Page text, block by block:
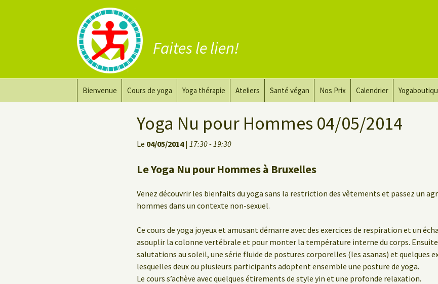
Faites le lien!
Bienvenue Cours de yoga
Prana Yoga Flow Basic
Yin Yoga Étirement Profond
Le Yoga au travail
Yoga thérapie
Le yoga pour guérir
Ateliers Santé végan
Substituer les produits
Substituer les œufs
Coaching vegan
Nos Prix Calendrier
Yoga Nu pour Hommes 04/05/2014
Le 04/05/2014| 17:30 - 19:30
Le Yoga Nu pour Hommes à Bruxelles
Venez découvrir les bienfaits du yoga sans la restriction des vêtements et passez un
hommes dans un contexte non-sexuel.
Ce cours de yoga joyeux et amusant démarre avec des exercices de respiration et un
asouplir la colonne vertébrale et pour monter la température interne du corps.
salutations au soleil, une série fluide de postures corporelles (les asanas) et quelques
lesquelles deux ou plusieurs participants adoptent ensemble une posture de yoga.
Le cours s’achève avec quelques étirements de style yin et une profonde relaxation.